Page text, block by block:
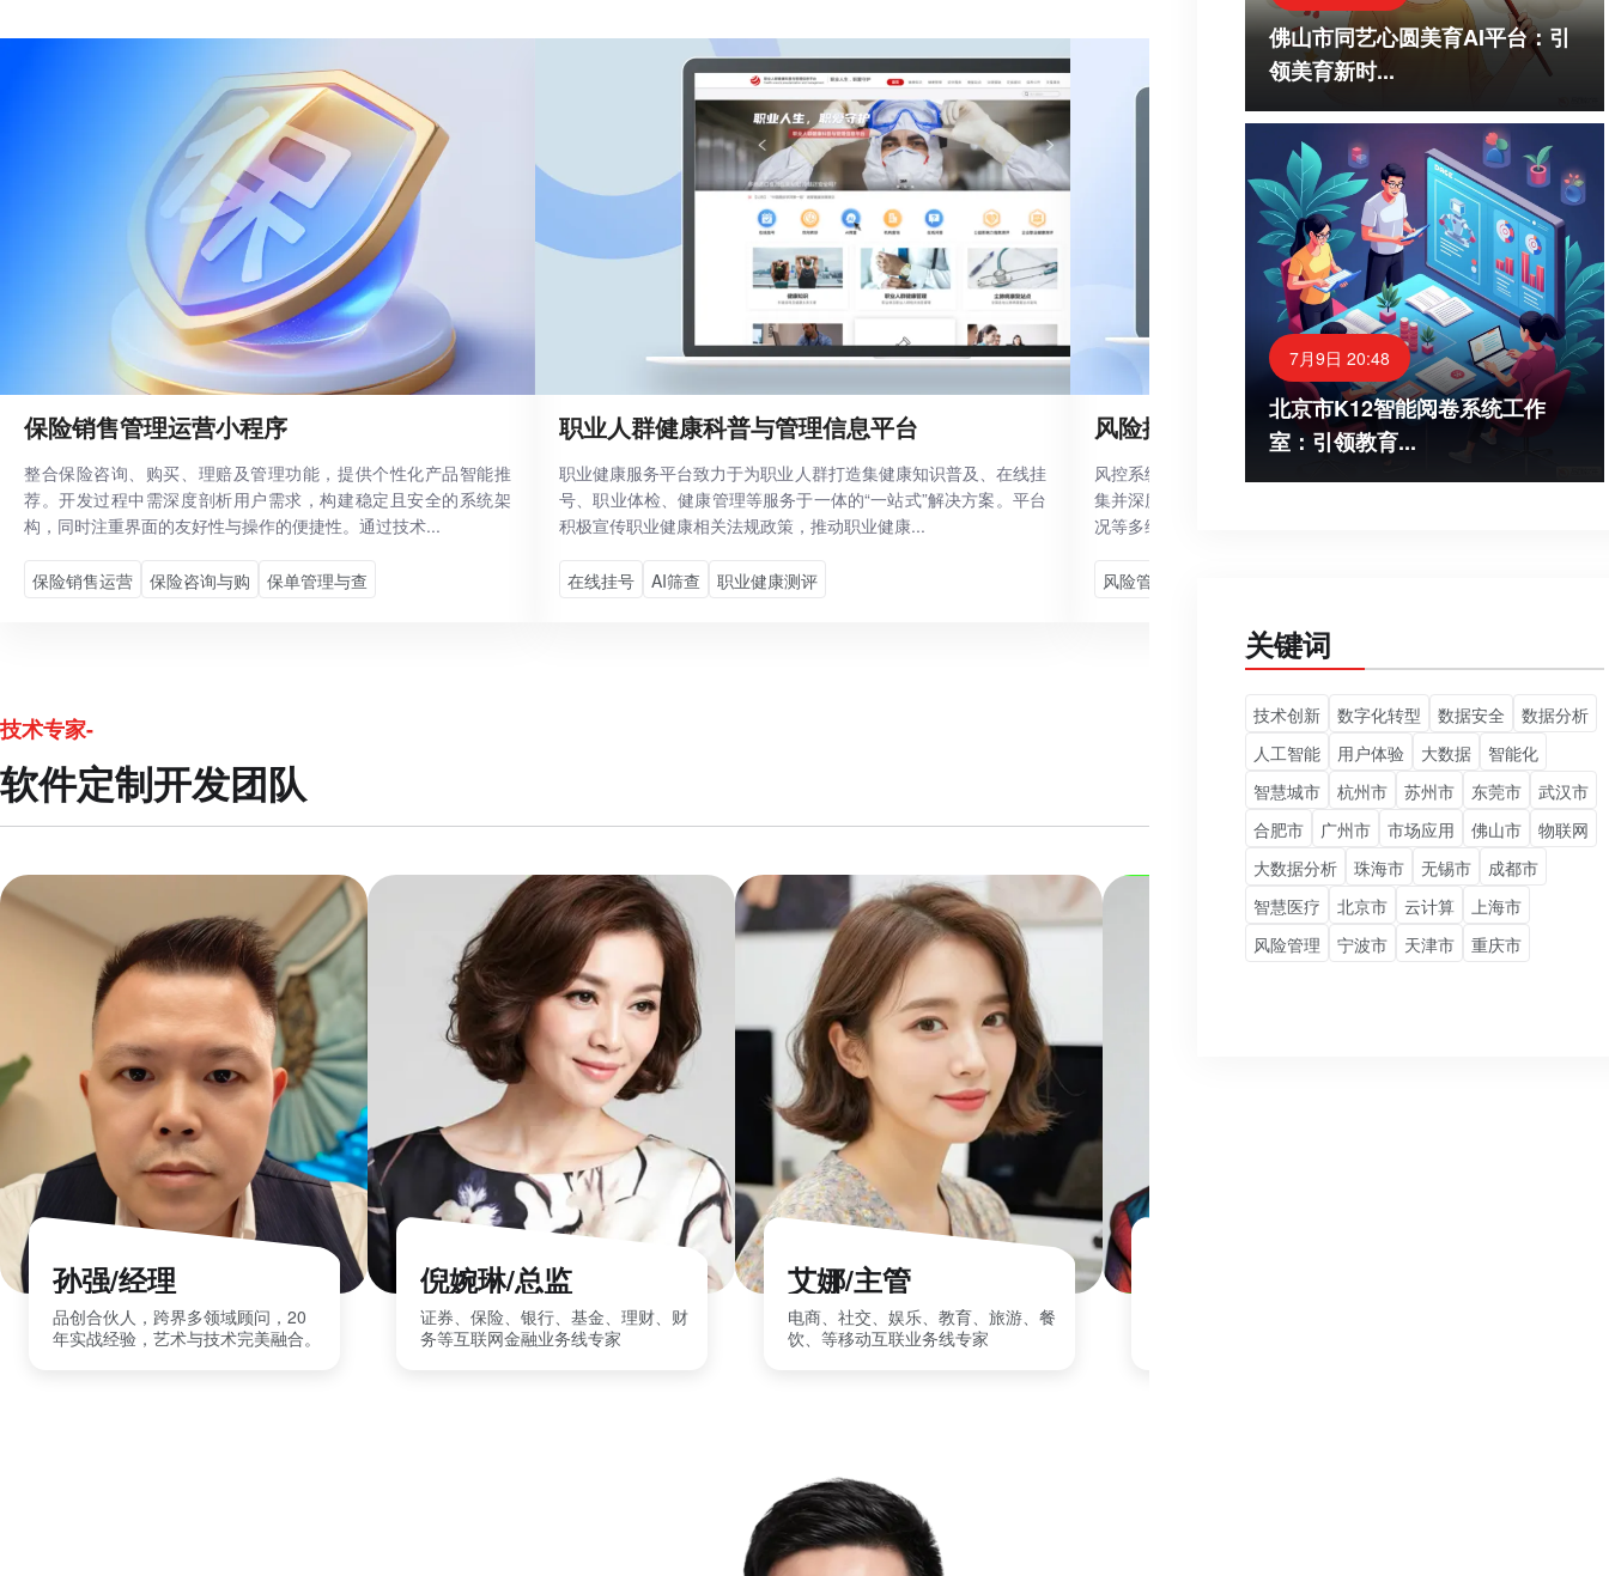
保险销售管理运营小程序
整合保险咨询、购买、理赔及管理功能，提供个性化产品智能推
荐。开发过程中需深度剖析用户需求，构建稳定且安全的系统架
构，同时注重界面的友好性与操作的便捷性。通过技术...
保险销售运营 保险咨询与购 保单管理与查
职业人群健康科普与管理信息平台
职业健康服务平台致力于为职业人群打造集健康知识普及、在线挂
号、职业体检、健康管理等服务于一体的“一站式”解决方案。平台
积极宣传职业健康相关法规政策，推动职业健康...
在线挂号 AI筛查 职业健康测评
风险控制平台
风控系统的核心使命是守护企业的业务与资金安全。它通过广泛收
集并深度分析市场动态、交易记录、客户信用状况以及业务运营情
况等多维度风险信息，精准识别并评估潜在风险。...
风险管理
技术专家-
软件定制开发团队
孙强/经理
品创合伙人，跨界多领域顾问，20
年实战经验，艺术与技术完美融合。
倪婉琳/总监
证券、保险、银行、基金、理财、财
务等互联网金融业务线专家
艾娜/主管
电商、社交、娱乐、教育、旅游、餐
饮、等移动互联业务线专家
佛山市同艺心圆美育AI平台：引
领美育新时...
7月9日 20:48
北京市K12智能阅卷系统工作
室：引领教育...
关键词
技术创新 数字化转型 数据安全
数据分析
人工智能
用户体验 大数据
智能化
智慧城市
杭州市 苏州市 东莞市
武汉市
合肥市
广州市 市场应用 佛山市
物联网
大数据分析
珠海市 无锡市
成都市
智慧医疗
北京市 云计算
上海市
风险管理
宁波市 天津市 重庆市